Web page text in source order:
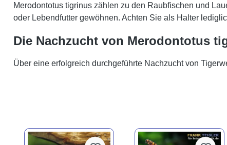
Merodontotus tigrinus zählen zu den Raubfischen und
oder Lebendfutter gewöhnen. Achten Sie als Halter
Die Nachzucht von Merodontotus
Über eine erfolgreich durchgeführte Nachzucht von